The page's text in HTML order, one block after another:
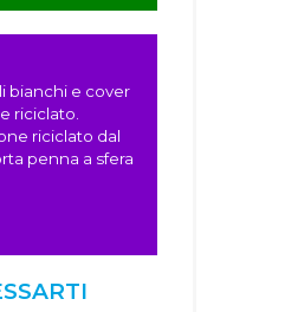
bianchi e cover
riciclato.
riciclato dal
penna a sfera